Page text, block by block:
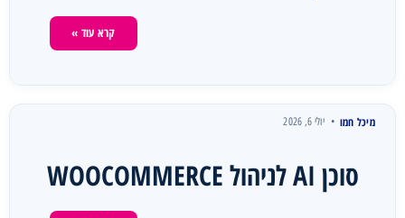
קרא עוד »
סוכן AI לניהול WOOCOMMERCE
מיכל חמו יולי 6, 2026